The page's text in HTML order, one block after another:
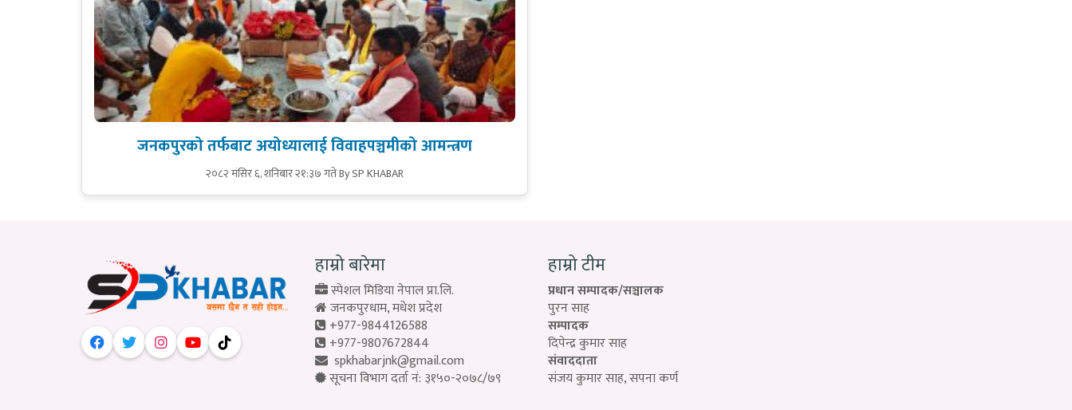
जनकपुरको तर्फबाट अयोध्यालाई विवाहपञ्चमीको आमन्त्रण
२०८२ मंसिर ६, शनिबार २१:३७ गतेBy SP KHABAR
हाम्रो बारेमा
स्पेशल मिडिया नेपाल प्रा.लि.
जनकपुरधाम, मधेश प्रदेश
+977-9844126588
+977-9807672844
spkhabarjnk@gmail.com
सूचना विभाग दर्ता नं: ३१५०-२०७८/७९
हाम्रो टीम
प्रधान सम्पादक/सञ्चालक
पुरन साह
सम्पादक
दिपेन्द्र कुमार साह
संवाददाता
संजय कुमार साह, सपना कर्ण